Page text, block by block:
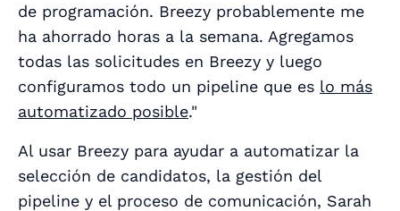
de programación. Breezy probablemente me
ha ahorrado horas a la semana. Agregamos
todas las solicitudes en Breezy y luego
configuramos todo un pipeline que es lo más
automatizado posible."
Al usar Breezy para ayudar a automatizar la
selección de candidatos, la gestión del
pipeline y el proceso de comunicación, Sarah